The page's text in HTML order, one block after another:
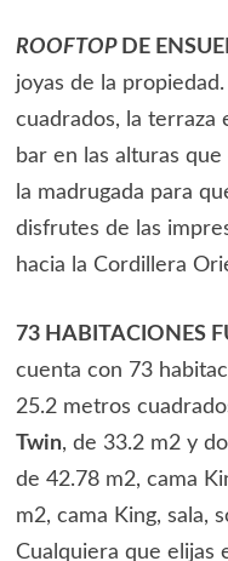
ROOFTOPDE
joyas de la
cuadrados, la terraza
bar en las alturas
la madrugada para
disfrutes de las
hacia la Cordillera
73 HABITACIONES
cuenta con 73
25.2 metros
Twin, de 33.2 m2 y
de 42.78 m2, cama
m2, cama King, sala,
Cualquiera que elijas